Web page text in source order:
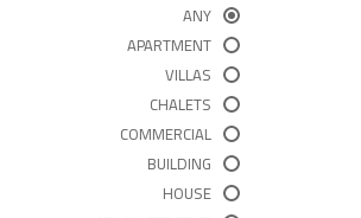
ANY
APARTMENT
VILLAS
CHALETS
COMMERCIAL
BUILDING
HOUSE